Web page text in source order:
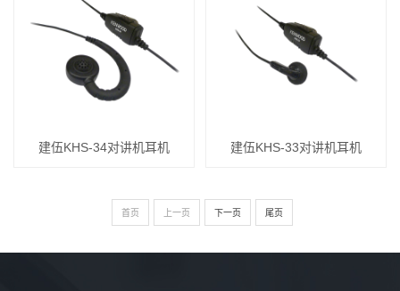
建伍KHS-34对讲机耳机 建伍KHS-33对讲机耳机
首页 上一页 下一页 尾页